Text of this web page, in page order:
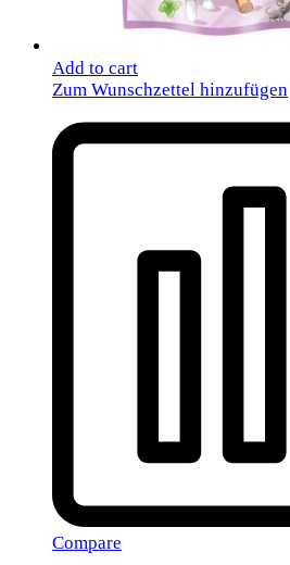
Add to cart
Zum Wunschzettel hinzufügen
Compare